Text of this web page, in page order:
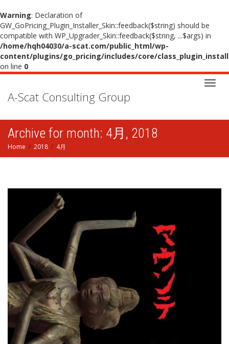
Warning: Declaration of
GW_GoPricing_Plugin_Installer_Skin::feedback($string) should be
compatible with WP_Upgrader_Skin::feedback($string, ...$args) in
/home/hqh04030/a-scat.com/public_html/wp-
content/plugins/go_pricing/includes/core/
on line 0
A-Scat Consulting Group
Archive for month: 4月, 2018
Home 2018 4月